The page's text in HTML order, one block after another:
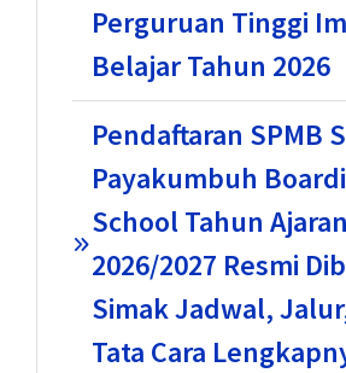
Perguruan Tinggi
Belajar Tahun 2026
Pendaftaran SPMB
Payakumbuh
School Tahun Ajaran
2026/2027 Resmi
Simak Jadwal,
Tata Cara